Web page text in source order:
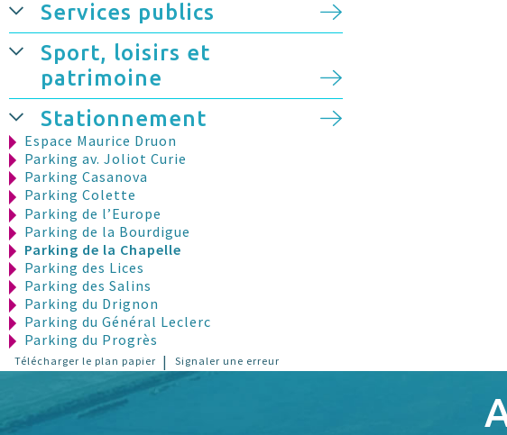
Services publics
Sport, loisirs et
patrimoine
Stationnement
Espace Maurice Druon
Parking av. Joliot Curie
Parking Casanova
Parking Colette
Parking de l’Europe
Parking de la Bourdigue
Parking de la Chapelle
Parking des Lices
Parking des Salins
Parking du Drignon
Parking du Général Leclerc
Parking du Progrès
Parking Lazare Ponticelli
Parking Mirabeau
Parking piscine C. Jouve
Parking stade de Gordes
Télécharger le plan papier | Signaler une erreur